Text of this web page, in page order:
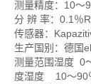
测量精度：10〜
分 辨 率：0.1％
传感器：
生产国别：德国
测量范围湿度 0
度湿度 10〜90